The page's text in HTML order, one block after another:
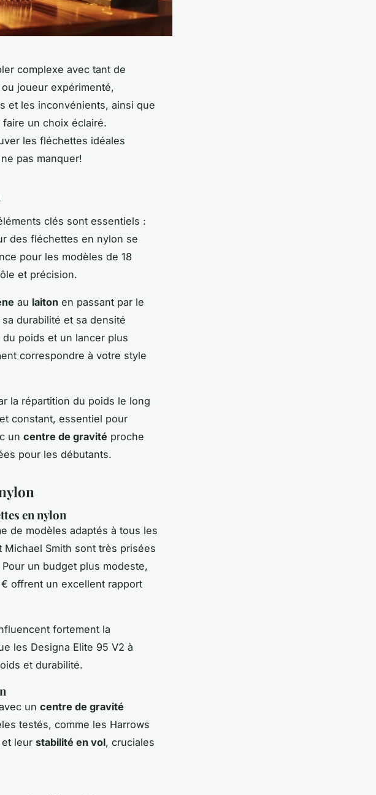
complexe avec tant de
joueur expérimenté,
et les inconvénients, ainsi que
un choix éclairé.
les fléchettes idéales
pas manquer!
clés sont essentiels :
des fléchettes en nylon se
pour les modèles de 18
et précision.
au laiton en passant par le
durabilité et sa densité
poids et un lancer plus
correspondre à votre style
la répartition du poids le long
constant, essentiel pour
un centre de gravité proche
pour les débutants.
en nylon
de modèles adaptés à tous les
Smith sont très prisées
un budget plus modeste,
offrent un excellent rapport
fortement la
les Designa Elite 95 V2 à
et durabilité.
un centre de gravité
testés, comme les Harrows
et leur stabilité en vol, cruciales